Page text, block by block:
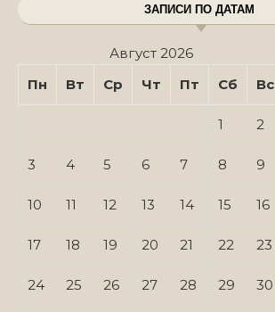
ЗАПИСИ ПО ДАТАМ
Август 2026
Пн
Вт Ср Чт Пт Сб Вс
1 2
3 4 5 6 7 8 9
10 11 12 13 14 15 16
17 18 19 20 21 22 23
24 25 26 27 28 29 30